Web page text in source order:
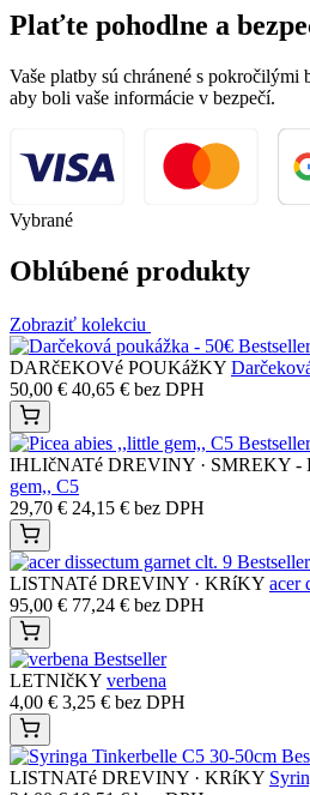
Plaťte pohodlne a
Vaše platby sú chránené s pokročilými
aby boli vaše informácie v bezpečí.
Vybrané
Oblúbené produkty
Zobraziť kolekciu
Bestseller
DARčEKOVé POUKážKY
50,00 € 40,65 € bez DPH
Bestseller
IHLIčNATé DREVINY · SMREKY -
gem,, C5
29,70 € 24,15 € bez DPH
Bestseller
LISTNATé DREVINY · KRíKY acer
95,00 € 77,24 € bez DPH
Bestseller
LETNIčKY verbena
4,00 € 3,25 € bez DPH
LISTNATé DREVINY · KRíKY